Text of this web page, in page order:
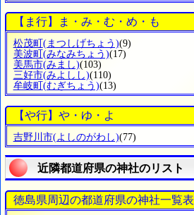
【ま行】ま・み・む・め・も
松茂町 (まつしげちょう)(9)
美波町 (みなみちょう)(17)
美馬市(みまし)(103)
三好市(みよしし)(110)
牟岐町 (むぎちょう)(13)
【や行】や・ゆ・よ
吉野川市(よしのがわし)(77)
近隣都道府県の神社のリスト
徳島県周辺の都道府県の神社一覧表